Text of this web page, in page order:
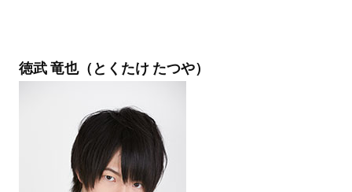
徳武 竜也（とくたけ たつや）